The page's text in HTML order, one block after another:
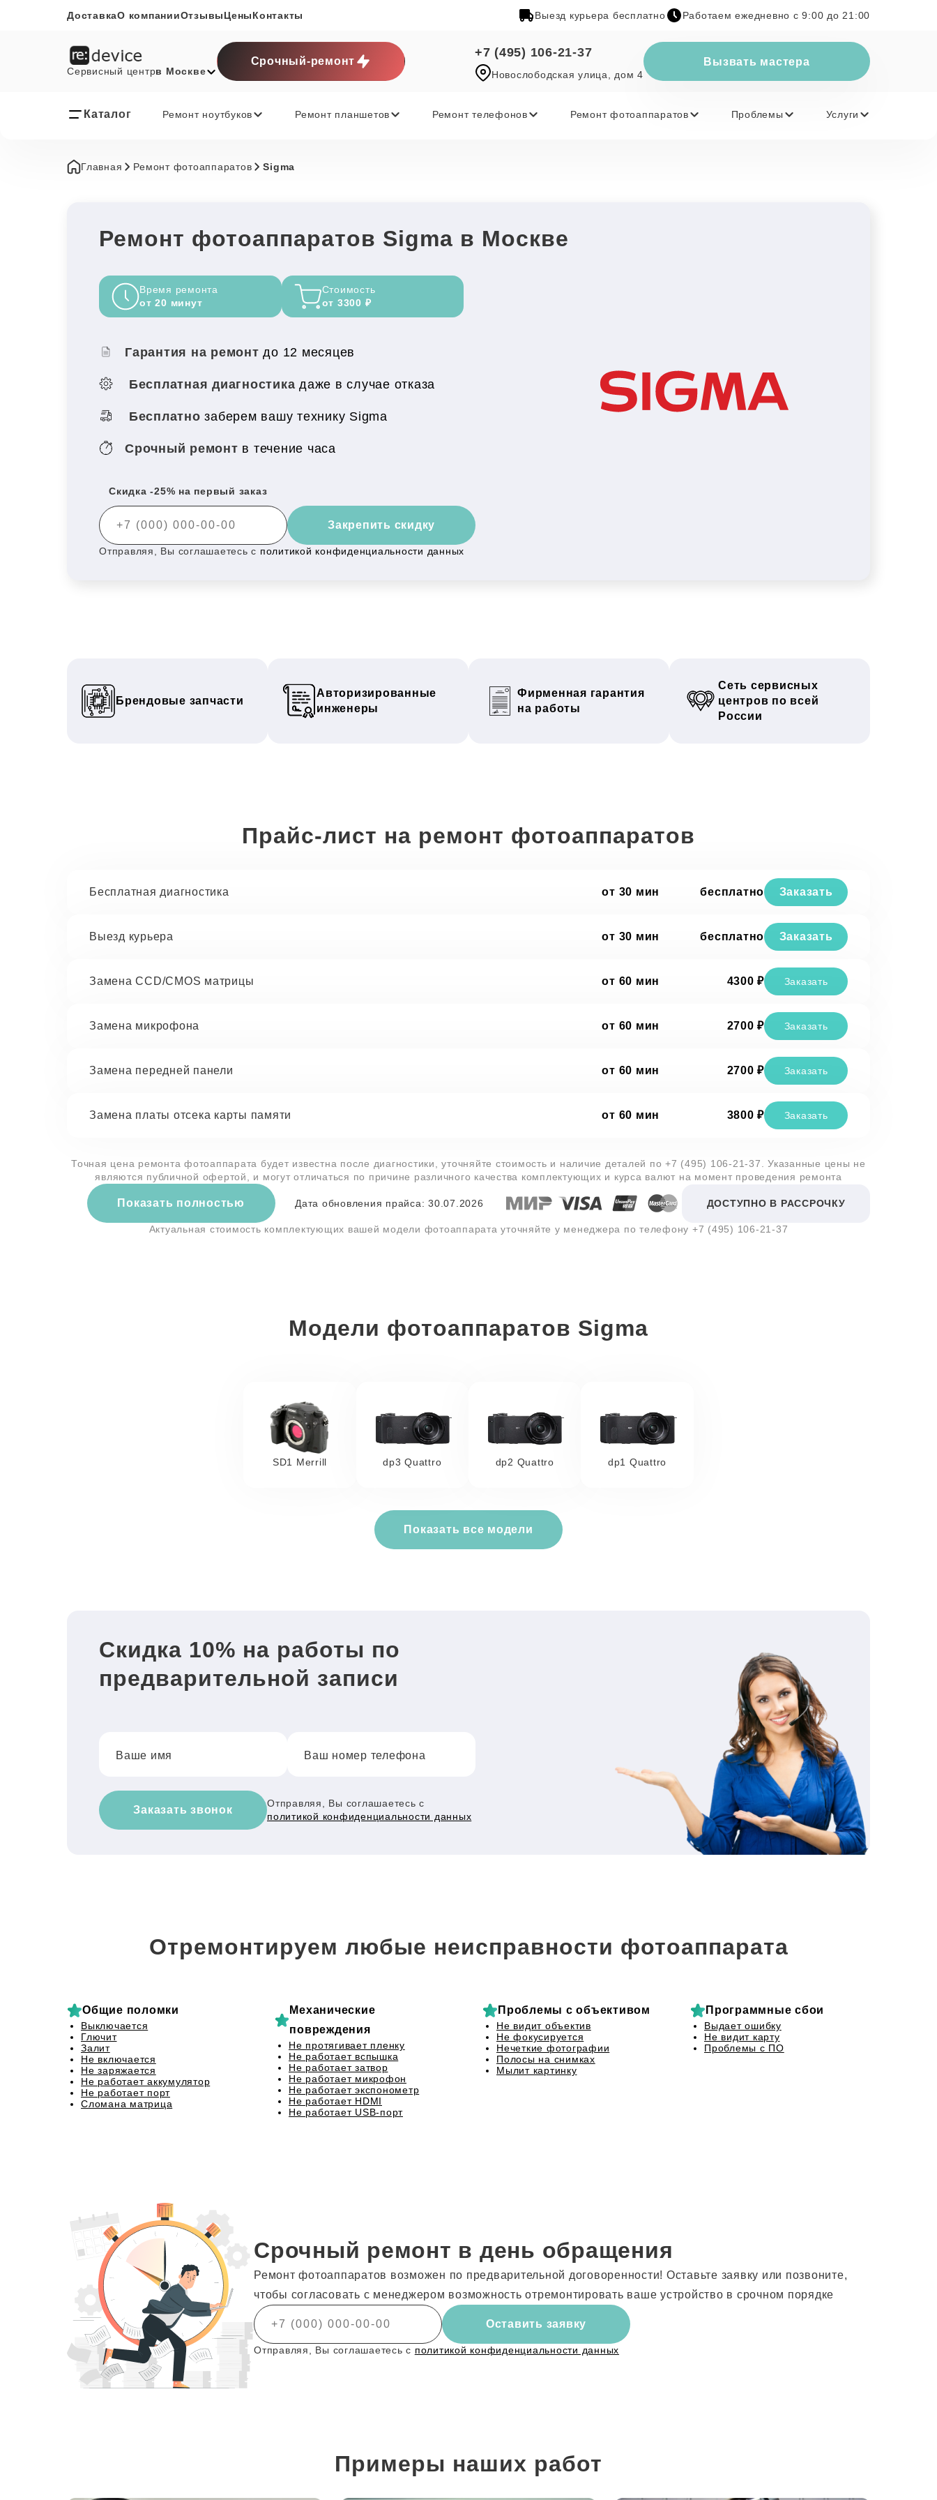
ДоставкаО компанииОтзывыЦеныКонтакты Выезд курьера бесплатно Работаем ежедневно с 9:00 до 21:00
Сервисный центрв Москве
Срочный-ремонт
+7 (495) 106-21-37
Новослободская улица, дом 4
Вызвать мастера
Каталог Ремонт ноутбуков Ремонт планшетов Ремонт телефонов Ремонт фотоаппаратов Проблемы Услуги
Главная Ремонт фотоаппаратов Sigma
Ремонт фотоаппаратов Sigma в Москве
Время ремонта
от 20 минут
Стоимость
от 3300 ₽
Гарантия на ремонтдо 12 месяцев
Бесплатная диагностика даже в случае отказа
Бесплатно заберем вашу технику Sigma
Срочный ремонт в течение часа
Скидка -25% на первый заказ
Закрепить скидку
Отправляя, Вы соглашаетесь с политикой конфиденциальности данных
Брендовые запчасти
Авторизированные
инженеры
Фирменная гарантия
на работы
Сеть сервисных
центров по всей
России
Прайс-лист на ремонт фотоаппаратов
Бесплатная диагностика от 30 мин бесплатно Заказать
Выезд курьера от 30 мин бесплатно Заказать
Замена CCD/CMOS матрицы от 60 мин 4300 ₽ Заказать
Замена микрофона от 60 мин 2700 ₽ Заказать
Замена передней панели от 60 мин 2700 ₽ Заказать
Замена платы отсека карты памяти от 60 мин 3800 ₽ Заказать
Точная цена ремонта фотоаппарата будет известна после диагностики, уточняйте стоимость и наличие деталей по+7 (495) 106-21-37
. Указанные цены не
являются публичной офертой, и могут отличаться по причине различного качества комплектующих и курса валют на момент проведения ремонта
Показать полностью Дата обновления прайса: 30.07.2026 ДОСТУПНО В РАССРОЧКУ
Актуальная стоимость комплектующих вашей модели фотоаппарата уточняйте у менеджера по телефону +7 (495) 106-21-37
Модели фотоаппаратов Sigma
SD1 Merrill dp3 Quattro dp2 Quattro dp1 Quattro
Показать все модели
Скидка 10% на работы по
предварительной записи
Ваше имя Ваш номер телефона
Заказать звонок
Отправляя, Вы соглашаетесь с
политикой конфиденциальности данных
Отремонтируем любые неисправности фотоаппарата
Общие поломки
Выключается
Глючит
Залит
Не включается
Не заряжается
Не работает аккумулятор
Не работает порт
Сломана матрица
Механические
повреждения
Не протягивает пленку
Не работает вспышка
Не работает затвор
Не работает микрофон
Не работает экспонометр
Не работает HDMI
Не работает USB-порт
Проблемы с объективом
Не видит объектив
Не фокусируется
Нечеткие фотографии
Полосы на снимках
Мылит картинку
Программные сбои
Выдает ошибку
Не видит карту
Проблемы с ПО
Срочный ремонт в день обращения
Ремонт фотоаппаратов возможен по предварительной договоренности! Оставьте заявку или позвоните,
чтобы согласовать с менеджером возможность отремонтировать ваше устройство в срочном порядке
Оставить заявку
Отправляя, Вы соглашаетесь с политикой конфиденциальности данных
Примеры наших работ